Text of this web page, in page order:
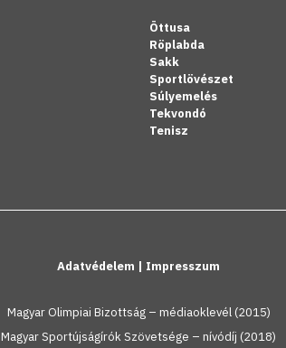
Öttusa
Röplabda
Sakk
Sportlövészet
Súlyemelés
Tekvondó
Tenisz
Adatvédelem | Impresszum
Magyar Olimpiai Bizottság – médiaoklevél (2015)
Magyar Sportújságírók Szövetsége – nívódíj (2018)